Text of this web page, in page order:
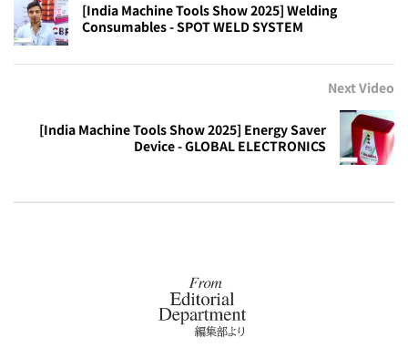
[India Machine Tools Show 2025] Welding
Consumables - SPOT WELD SYSTEM
Next Video
[India Machine Tools Show 2025] Energy Saver
Device - GLOBAL ELECTRONICS